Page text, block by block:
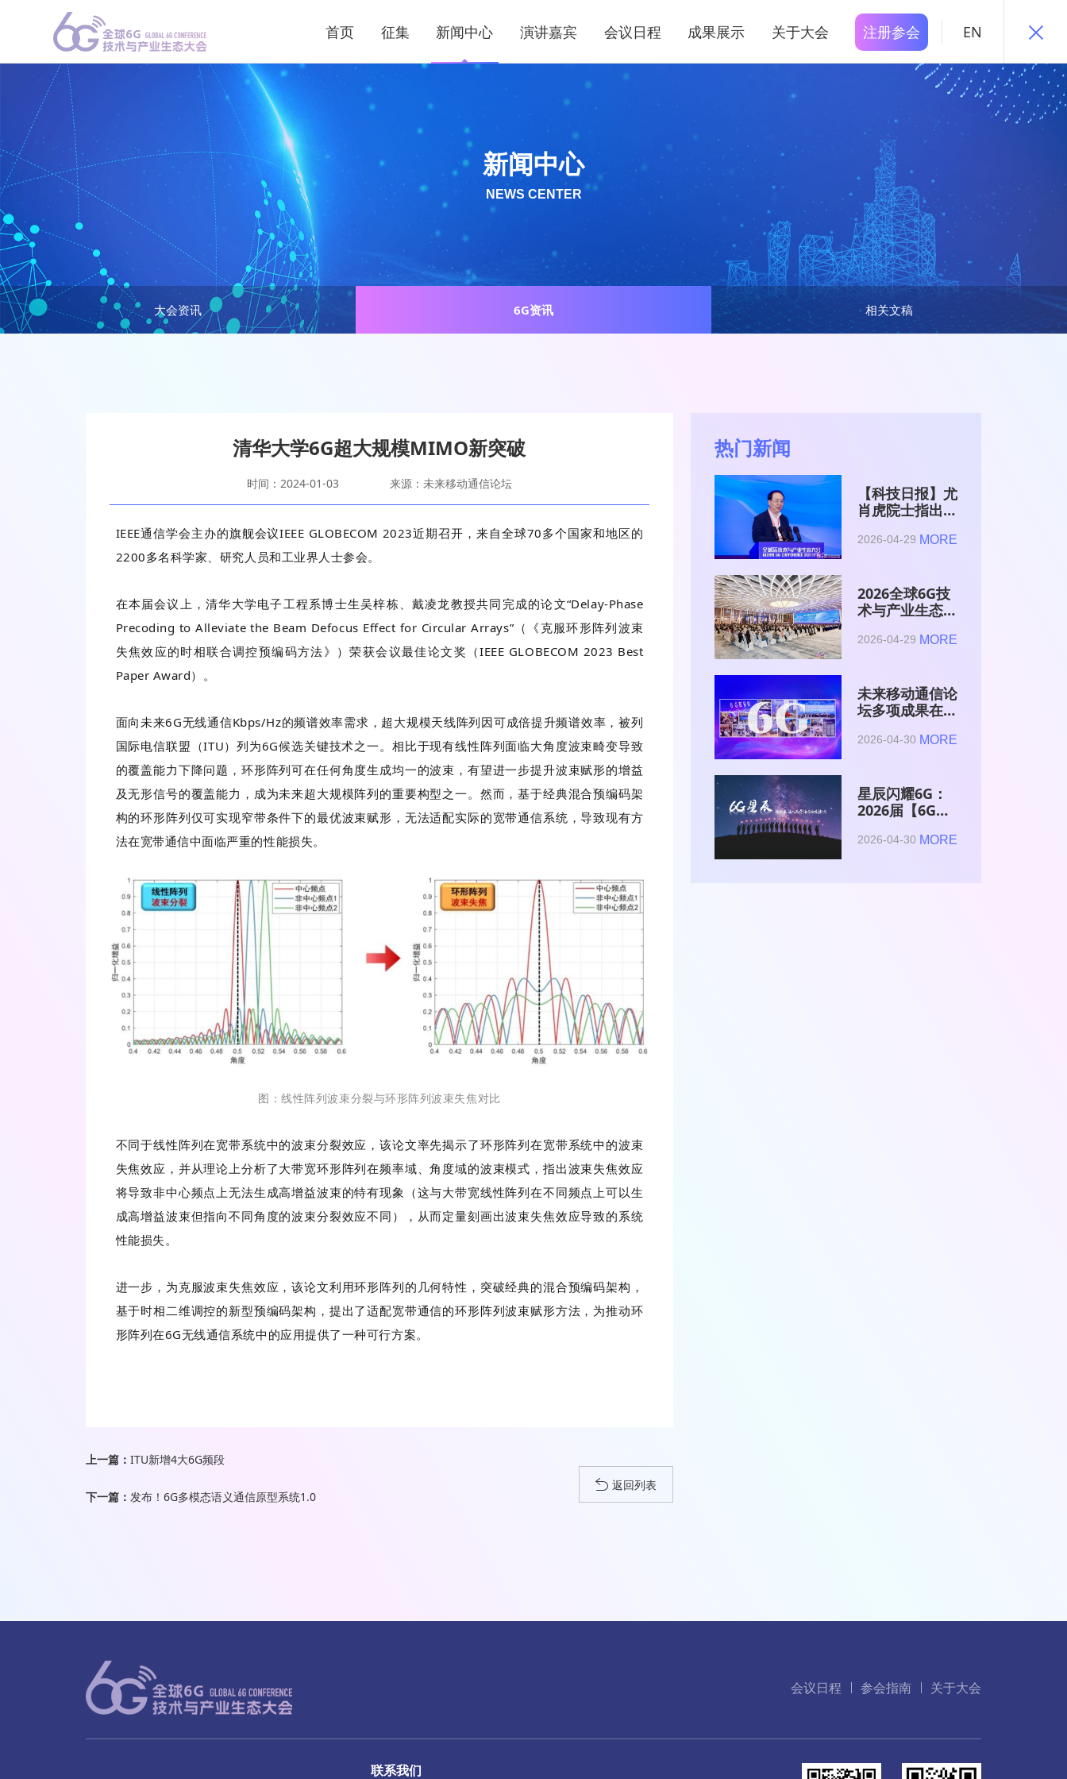
首页 征集 新闻中心 演讲嘉宾 会议日程 成果展示 关于大会 注册参会 EN
大会资讯 6G资讯 相关文稿
新闻中心
NEWS CENTER
清华大学6G超大规模MIMO新突破
时间：2024-01-03 来源：未来移动通信论坛
IEEE通信学会主办的旗舰会议IEEE GLOBECOM 2023近期召开，来自全球70多个国家和地区的
2200多名科学家、研究人员和工业界人士参会。
在本届会议上，清华大学电子工程系博士生吴梓栋、戴凌龙教授共同完成的论文“Delay-Phase
Precoding to Alleviate the Beam Defocus Effect for Circular Arrays”（《克服环形阵列波束
失焦效应的时相联合调控预编码方法》）荣获会议最佳论文奖（IEEE GLOBECOM 2023 Best
Paper Award）。
面向未来6G无线通信Kbps/Hz的频谱效率需求，超大规模天线阵列因可成倍提升频谱效率，被列
国际电信联盟（ITU）列为6G候选关键技术之一。相比于现有线性阵列面临大角度波束畸变导致
的覆盖能力下降问题，环形阵列可在任何角度生成均一的波束，有望进一步提升波束赋形的增益
及无形信号的覆盖能力，成为未来超大规模阵列的重要构型之一。然而，基于经典混合预编码架
构的环形阵列仅可实现窄带条件下的最优波束赋形，无法适配实际的宽带通信系统，导致现有方
法在宽带通信中面临严重的性能损失。
图：线性阵列波束分裂与环形阵列波束失焦对比
不同于线性阵列在宽带系统中的波束分裂效应，该论文率先揭示了环形阵列在宽带系统中的波束
失焦效应，并从理论上分析了大带宽环形阵列在频率域、角度域的波束模式，指出波束失焦效应
将导致非中心频点上无法生成高增益波束的特有现象（这与大带宽线性阵列在不同频点上可以生
成高增益波束但指向不同角度的波束分裂效应不同），从而定量刻画出波束失焦效应导致的系统
性能损失。
进一步，为克服波束失焦效应，该论文利用环形阵列的几何特性，突破经典的混合预编码架构，
基于时相二维调控的新型预编码架构，提出了适配宽带通信的环形阵列波束赋形方法，为推动环
形阵列在6G无线通信系统中的应用提供了一种可行方案。
上一篇： ITU新增4大6G频段
下一篇： 发布！6G多模态语义通信原型系统1.0
返回列表
热门新闻
【科技日报】尤
肖虎院士指出
是赋能AI的发
2026-04-29 MORE
2026全球6G技
术与产业生态大
2026-04-29 MORE
未来移动通信论
坛多项成果在
术与产业生态大
2026-04-30 MORE
星辰闪耀6G：
2026届【6G星
与博士获颁证书
2026-04-30 MORE
会议日程 参会指南 关于大会
联系我们